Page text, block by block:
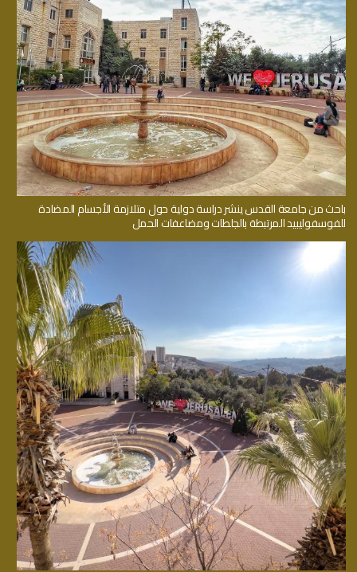
باحث من جامعة القدس ينشر دراسة دولية حول متلازمة الأجسام المضادة
للفوسفوليبيد المرتبطة بالجلطات ومضاعفات الحمل